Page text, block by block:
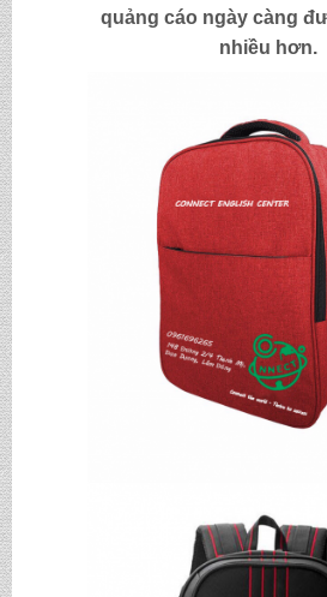
quảng cáo ngày càng
nhiều hơn.